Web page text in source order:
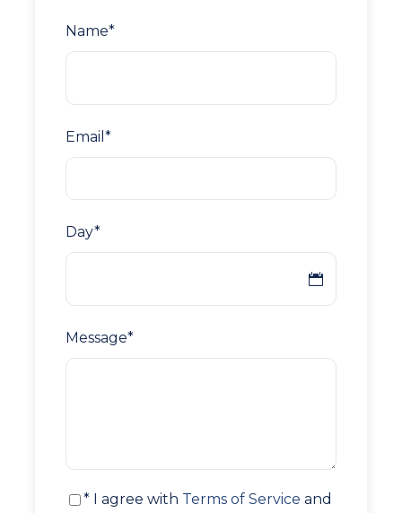
Name*
Email *
Day*
Message*
* I agree with Terms of Service and